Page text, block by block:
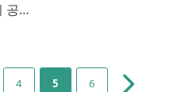
공…
4 5 6